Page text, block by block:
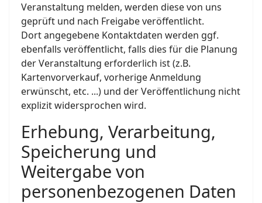
Veranstaltung melden, werden diese von uns
geprüft und nach Freigabe veröffentlicht.
Dort angegebene Kontaktdaten werden ggf.
ebenfalls veröffentlicht, falls dies für die Planung
der Veranstaltung erforderlich ist (z.B.
Kartenvorverkauf, vorherige Anmeldung
erwünscht, etc. ...) und der Veröffentlichung nicht
explizit widersprochen wird.
Erhebung, Verarbeitung,
Speicherung und
Weitergabe von
personenbezogenen Daten